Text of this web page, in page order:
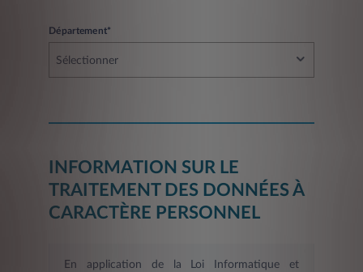
Département*
Sélectionner
INFORMATION SUR LE
TRAITEMENT DES DONNÉES À
CARACTÈRE PERSONNEL
En application de la Loi Informatique et